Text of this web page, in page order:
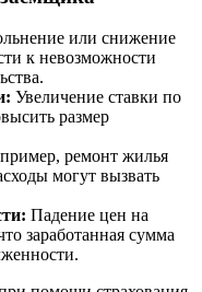
или снижение
к невозможности
Увеличение ставки по
размер
ремонт жилья
могут вызвать
Падение цен на
заработанная сумма